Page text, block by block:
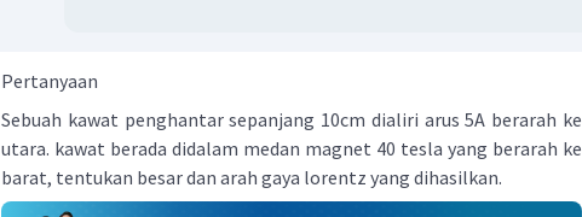
Pertanyaan
Sebuah kawat penghantar sepanjang 10cm dialiri arus 5A berarah ke
utara. kawat berada didalam medan magnet 40 tesla yang berarah ke
barat, tentukan besar dan arah gaya lorentz yang dihasilkan.